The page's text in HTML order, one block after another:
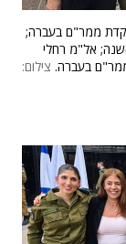
ממר"ם בעברה;
אל"מ רחלי
בעברה. צילום: